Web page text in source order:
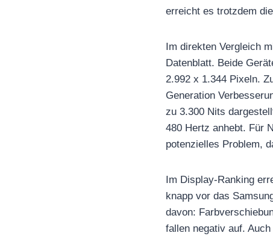
erreicht es trotzdem
Im direkten Vergleich
Datenblatt. Beide
2.992 x 1.344 Pixeln.
Generation
zu 3.300 Nits
480 Hertz anhebt. Für
potenzielles Problem,
Im Display-Ranking
knapp vor das
davon:
fallen negativ auf.